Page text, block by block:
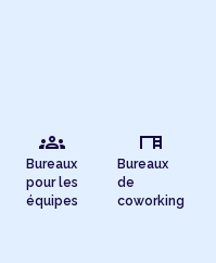
groups
Bureaux
pour les
équipes
desk
Bureaux
de
coworking